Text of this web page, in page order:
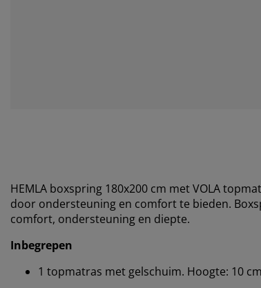
HEMLA boxspring 180x200 cm met VOLA
door ondersteuning en comfort te bieden.
comfort, ondersteuning en diepte.
Inbegrepen
1 topmatras met gelschuim. Hoogte: 10 cm